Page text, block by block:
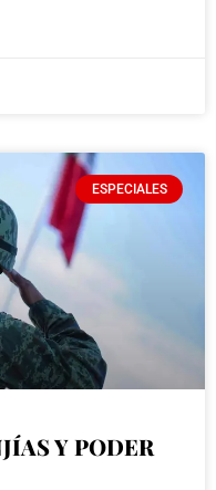
ESPECIALES
Y PODER